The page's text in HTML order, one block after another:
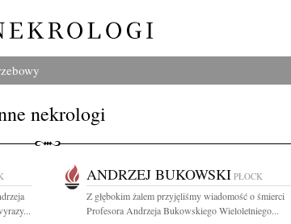
nekrologi
ANDRZEJ BUKOWSKI PŁOCK
Z głębokim żalem przyjęliśmy wiadomość o śmierci
Profesora Andrzeja Bukowskiego Wieloletniego...